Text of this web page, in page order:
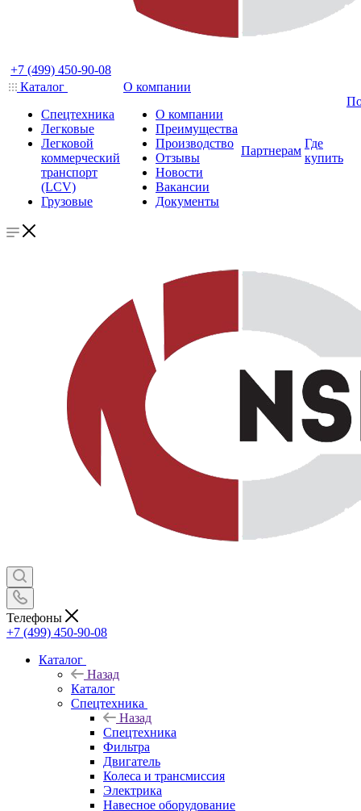
+7 (499) 450-90-08
Каталог
Спецтехника
Легковые
Легковой
коммерческий
транспорт
(LCV)
Грузовые
О компании
О компании
Преимущества
Производство
Отзывы
Новости
Вакансии
Документы
Партнерам
Где
купить
Телефоны
+7 (499) 450-90-08
Каталог
Назад
Каталог
Спецтехника
Назад
Спецтехника
Фильтра
Двигатель
Колеса и трансмиссия
Электрика
Навесное оборудование